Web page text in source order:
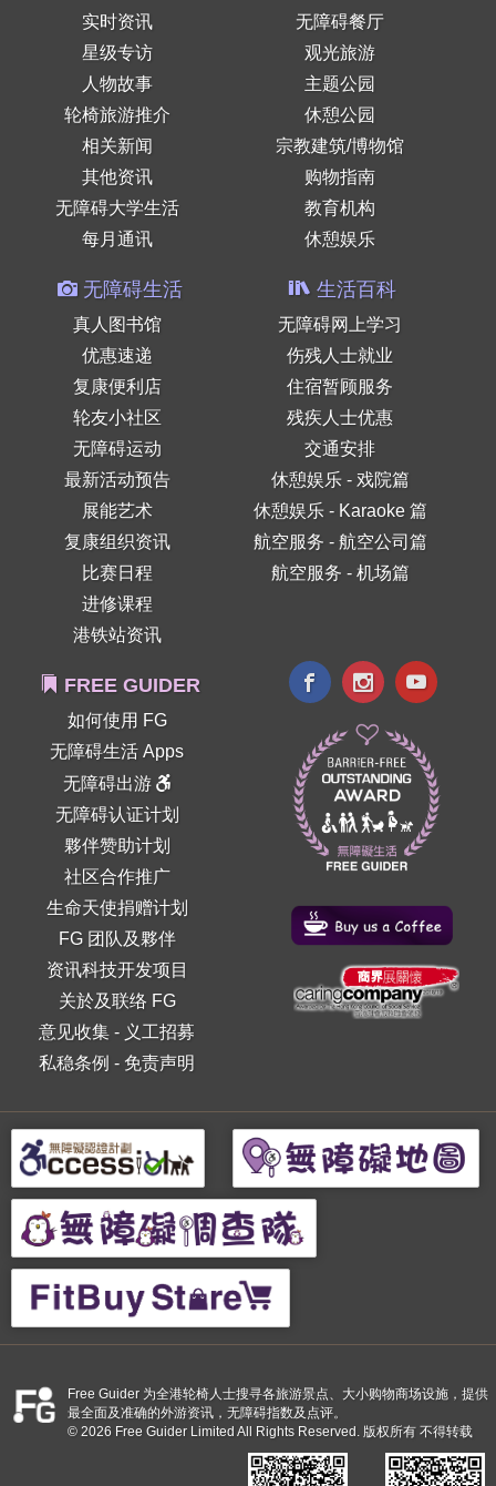
实时资讯
星级专访
人物故事
轮椅旅游推介
相关新闻
其他资讯
无障碍大学生活
每月通讯
无障碍餐厅
观光旅游
主题公园
休憩公园
宗教建筑/博物馆
购物指南
教育机构
休憩娱乐
无障碍生活
真人图书馆
优惠速递
复康便利店
轮友小社区
无障碍运动
最新活动预告
展能艺术
复康组织资讯
比赛日程
进修课程
港铁站资讯
生活百科
无障碍网上学习
伤残人士就业
住宿暂顾服务
残疾人士优惠
交通安排
休憩娱乐 - 戏院篇
休憩娱乐 - Karaoke 篇
航空服务 - 航空公司篇
航空服务 - 机场篇
FREE GUIDER
如何使用 FG
无障碍生活 Apps
无障碍出游
无障碍认证计划
夥伴赞助计划
社区合作推广
生命天使捐赠计划
FG 团队及夥伴
资讯科技开发项目
关於及联络 FG
意见收集 - 义工招募
私稳条例 - 免责声明
Free Guider 为全港轮椅人士搜寻各旅游景点、大小购物商场设施，提供
最全面及准确的外游资讯，无障碍指数及点评。
© 2026 Free Guider Limited All Rights Reserved. 版权所有 不得转载